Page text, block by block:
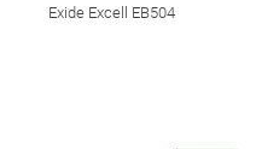
Exide Excell EB504